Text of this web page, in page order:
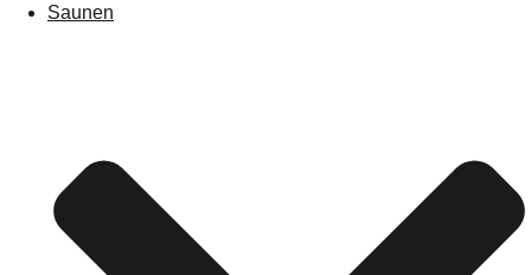
Saunen